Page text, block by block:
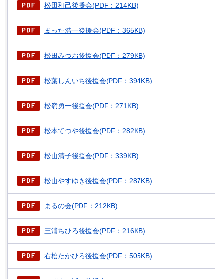
松田和己後援会(PDF：214KB)
まった浩一後援会(PDF：365KB)
松田みつお後援会(PDF：279KB)
松葉しんいち後援会(PDF：394KB)
松嶺勇一後援会(PDF：271KB)
松本てつや後援会(PDF：282KB)
松山清子後援会(PDF：339KB)
松山やすゆき後援会(PDF：287KB)
まるの会(PDF：212KB)
三浦ちひろ後援会(PDF：216KB)
右松たかひろ後援会(PDF：505KB)